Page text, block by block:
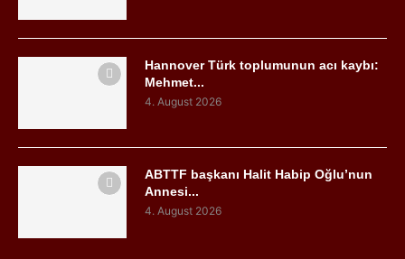
Hannover Türk toplumunun acı kaybı:
Mehmet...
4. August 2026
ABTTF başkanı Halit Habip Oğlu’nun
Annesi...
4. August 2026